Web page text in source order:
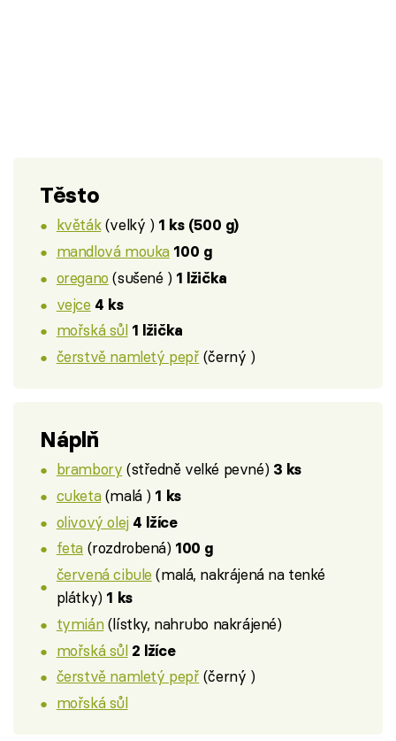
Těsto
květák(velký ) 1 ks (500 g)
mandlová mouka 100 g
oregano (sušené ) 1 lžička
vejce 4 ks
mořská sůl 1 lžička
čerstvě namletý pepř (černý )
Náplň
brambory (středně velké pevné) 3 ks
cuketa(malá ) 1 ks
olivový olej 4 lžíce
feta (rozdrobená) 100 g
červená cibule (malá, nakrájená na tenké
plátky) 1 ks
tymián(lístky, nahrubo nakrájené)
mořská sůl 2 lžíce
čerstvě namletý pepř (černý )
mořská sůl